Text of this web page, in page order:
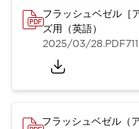
フラッシュベゼル［
ズ用（英語）
2025/03/28.PDF
フラッシュベゼル（